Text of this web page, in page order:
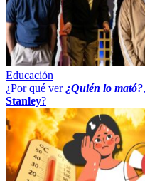
Educación
¿Por qué ver ¿Quién lo mató?
Stanley?